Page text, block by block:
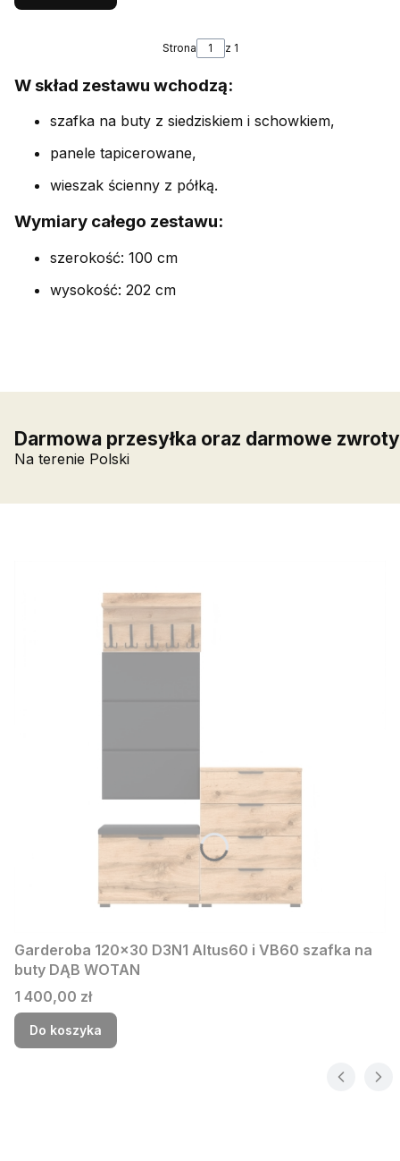
Strona z 1
W skład zestawu wchodzą:
szafka na buty z siedziskiem i schowkiem,
panele tapicerowane,
wieszak ścienny z półką.
Wymiary całego zestawu:
szerokość: 100 cm
wysokość: 202 cm
Darmowa przesyłka oraz darmowe zwroty
Na terenie Polski
Garderoba 120x30 D3N1 Altus60 i VB60 szafka na
buty DĄB WOTAN
Cena
1 400,00 zł
Do koszyka